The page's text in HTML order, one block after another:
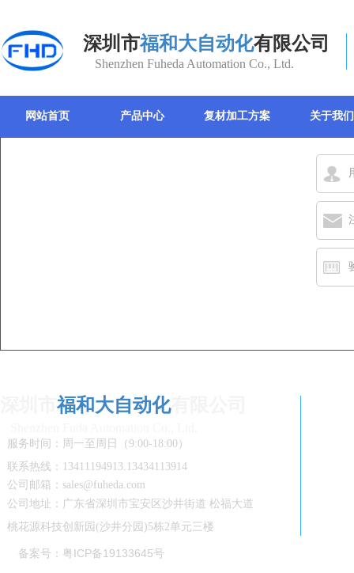
深圳市福和大自动化有限公司
Shenzhen Fuheda Automation Co., Ltd.
网站首页 产品中心 复材加工方案 关于我们
服务时间：周一至周日（9:00-18:00）
联系热线：13411194913.13434113914
公司邮箱：sales@fuheda.com
公司地址：广东省深圳市宝安区沙井街道 松福大道
桃花源科技创新园(沙井分园)5栋2单元三楼
深圳市福和大自动化有限公司
备案号：粤ICP备19133645号